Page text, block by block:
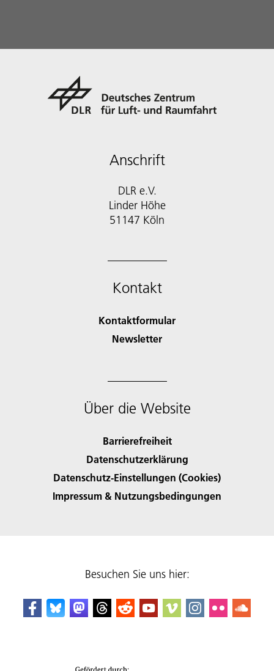
Anschrift
DLR e.V.
Linder Höhe
51147 Köln
Kontakt
Kontaktformular
Newsletter
Über die Website
Barrierefreiheit
Datenschutzerklärung
Datenschutz-Einstellungen (Cookies)
Impressum & Nutzungsbedingungen
Besuchen Sie uns hier: